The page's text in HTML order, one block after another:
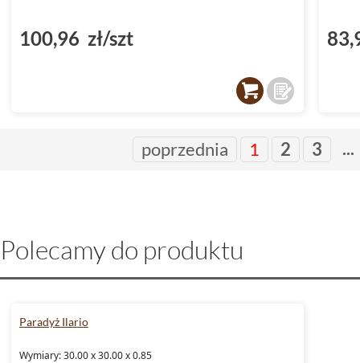
100,96 zł/szt
poprzednia 1 2 3 ...
Polecamy do produktu
Paradyż Ilario
Wymiary: 30.00 x 30.00 x 0.85